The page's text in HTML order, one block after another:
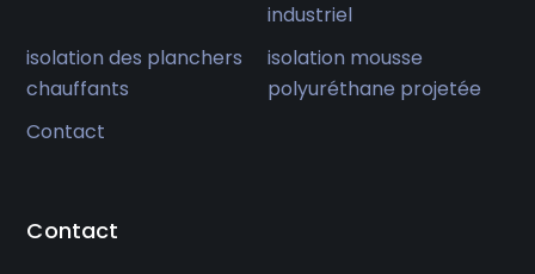
industriel
isolation des planchers
chauffants
isolation mousse
polyuréthane projetée
Contact
Contact